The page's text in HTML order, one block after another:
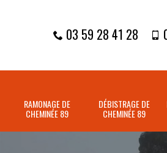
03 59 28 41 28
RAMONAGE DE
CHEMINÉE 89
DÉBISTRAGE DE
CHEMINÉE 89